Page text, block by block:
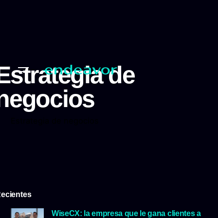
de
WiseCX: la empresa que le gana clientes a